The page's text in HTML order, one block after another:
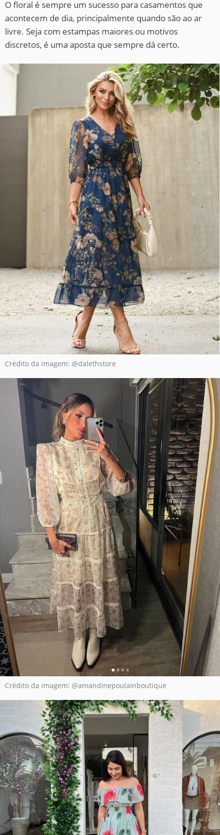
O floral é sempre um sucesso para casamentos que
acontecem de dia, principalmente quando são ao ar
livre. Seja com estampas maiores ou motivos
discretos, é uma aposta que sempre dá certo.
Crédito da imagem: @dalethstore
Crédito da imagem: @amandinepoulainboutique